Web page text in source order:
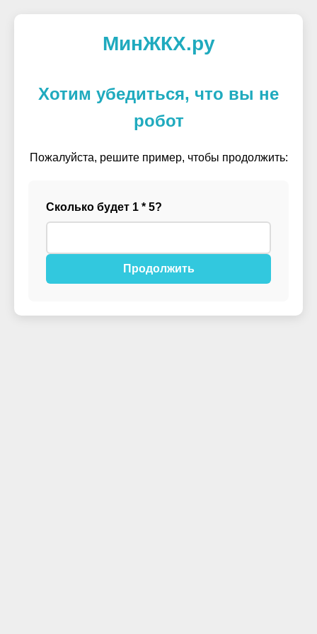
МинЖКХ.ру
Хотим убедиться, что вы не
робот
Пожалуйста, решите пример, чтобы продолжить:
Сколько будет 1 * 5?
Продолжить